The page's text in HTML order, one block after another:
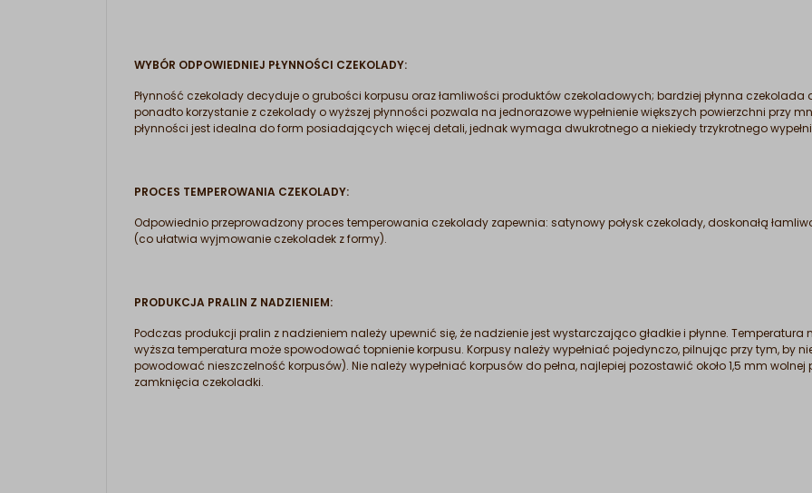
WYBÓR ODPOWIEDNIEJ PŁYNNOŚCI CZEKOLADY:
Płynność czekolady decyduje o grubości korpusu oraz łamliwości produktów czekoladowych; bardziej płynna
ponadto korzystanie z czekolady o wyższej płynności pozwala na jednorazowe wypełnienie większych powierzchni przy
płynności jest idealna do form posiadających więcej detali, jednak wymaga dwukrotnego a niekiedy trzykrotnego
PROCES TEMPEROWANIA CZEKOLADY:
Odpowiednio przeprowadzony proces temperowania czekolady zapewnia: satynowy połysk czekolady, doskonałą
(co ułatwia wyjmowanie czekoladek z formy).
PRODUKCJA PRALIN Z NADZIENIEM:
Podczas produkcji pralin z nadzieniem należy upewnić się, że nadzienie jest wystarczająco gładkie i płynne. Temperatura
wyższa temperatura może spowodować topnienie korpusu. Korpusy należy wypełniać pojedynczo, pilnując przy tym, by
powodować nieszczelność korpusów). Nie należy wypełniać korpusów do pełna, najlepiej pozostawić około 1,5 mm
zamknięcia czekoladki.